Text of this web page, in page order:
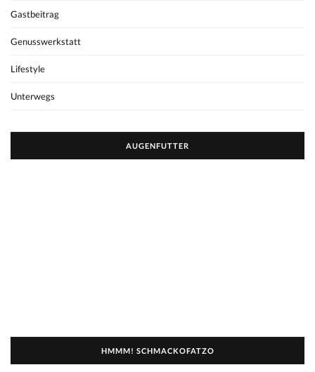
Gastbeitrag
Genusswerkstatt
Lifestyle
Unterwegs
AUGENFUTTER
HMMM! SCHMACKOFATZO